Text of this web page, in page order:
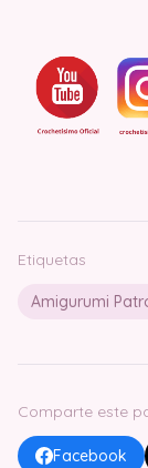
Etiquetas
Amigurumi
Comparte este
Facebook